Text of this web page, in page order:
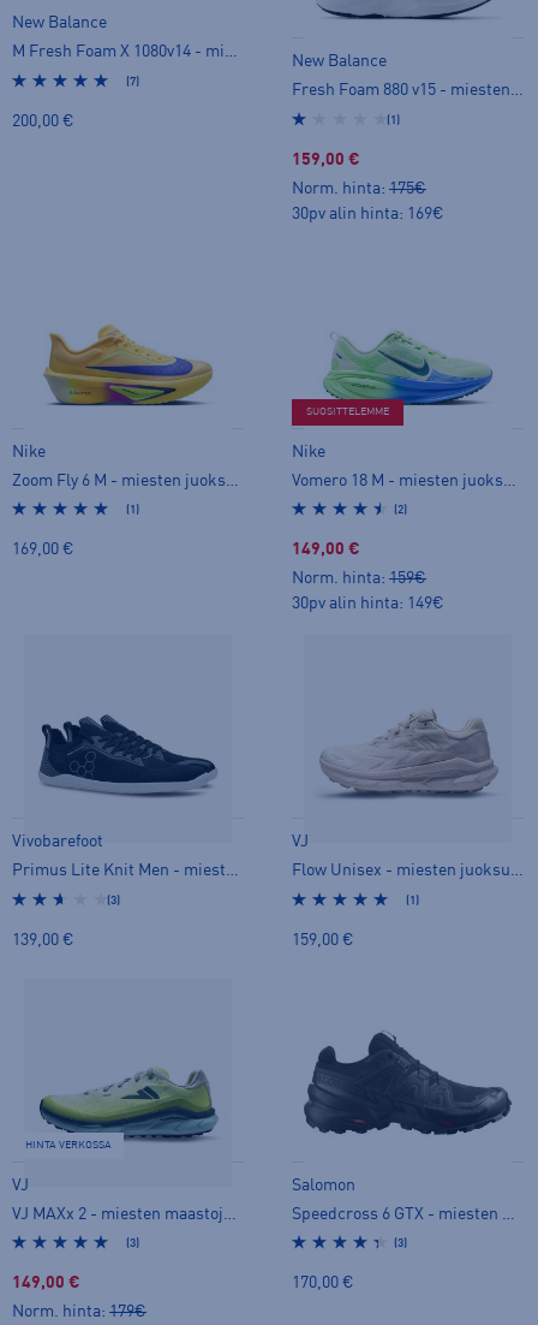
New Balance
M Fresh Foam X 1080v14 - miesten juoksukengät
(7)
200,00 €
New Balance
Fresh Foam 880 v15 - miesten juoksukengät
(1)
159,00 €
Norm. hinta: 175€
30pv alin hinta: 169€
Nike
(1)
169,00 €
SUOSITTELEMME
Nike
(2)
149,00 €
Norm. hinta: 159€
30pv alin hinta: 149€
Vivobarefoot
Primus Lite Knit Men - miesten paljasjalkakengät
(3)
139,00 €
VJ
Flow Unisex - miesten juoksukengät
(1)
159,00 €
HINTA VERKOSSA
VJ
VJ MAXx 2 - miesten maastojuoksukengät
(3)
149,00 €
Norm. hinta: 179€
Salomon
Speedcross 6 GTX - miesten maastojuoksukengät
(3)
170,00 €